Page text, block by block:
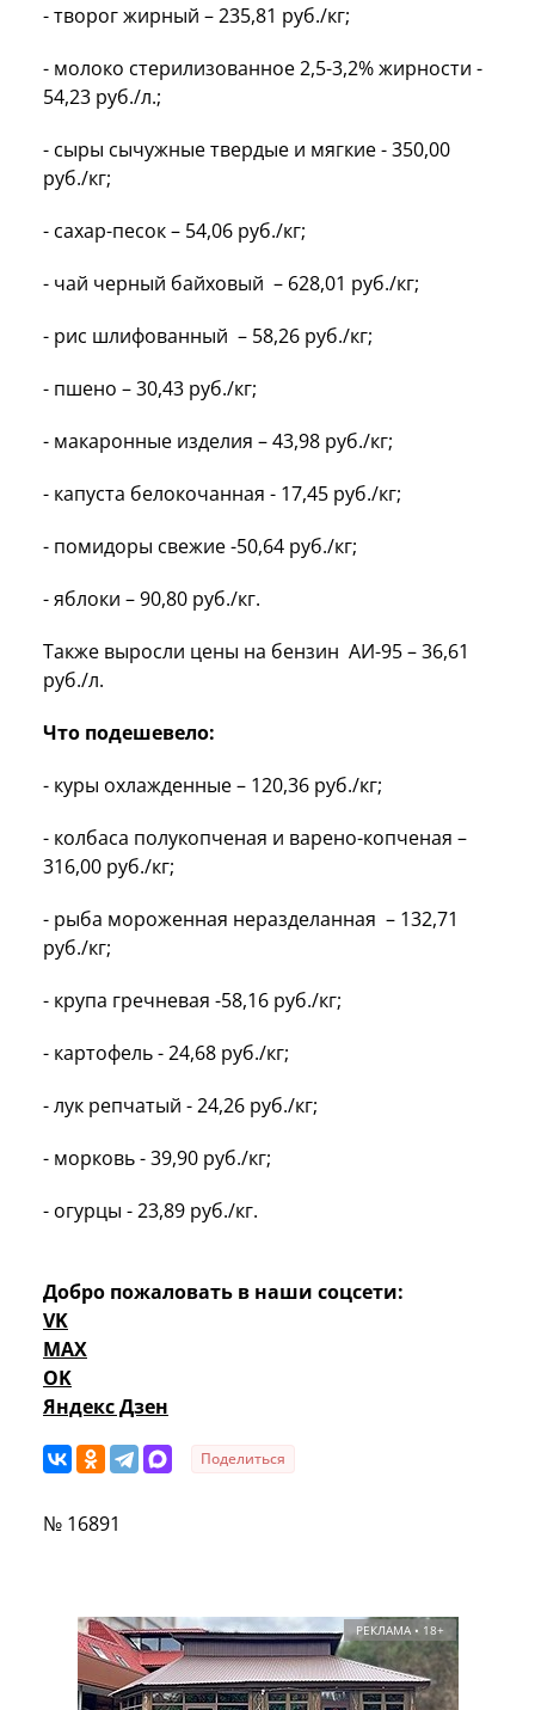
- творог жирный – 235,81 руб./кг;
- молоко стерилизованное 2,5-3,2% жирности -
54,23 руб./л.;
- сыры сычужные твердые и мягкие - 350,00
руб./кг;
- сахар-песок – 54,06 руб./кг;
- чай черный байховый – 628,01 руб./кг;
- рис шлифованный – 58,26 руб./кг;
- пшено – 30,43 руб./кг;
- макаронные изделия – 43,98 руб./кг;
- капуста белокочанная - 17,45 руб./кг;
- помидоры свежие -50,64 руб./кг;
- яблоки – 90,80 руб./кг.
Также выросли цены на бензин АИ-95 – 36,61
руб./л.
Что подешевело:
- куры охлажденные – 120,36 руб./кг;
- колбаса полукопченая и варено-копченая –
316,00 руб./кг;
- рыба мороженная неразделанная – 132,71
руб./кг;
- крупа гречневая -58,16 руб./кг;
- картофель - 24,68 руб./кг;
- лук репчатый - 24,26 руб./кг;
- морковь - 39,90 руб./кг;
- огурцы - 23,89 руб./кг.
Добро пожаловать в наши соцсети:
VK
MAX
OK
Яндекс Дзен
Поделиться
№ 16891
РЕКЛАМА • 18+